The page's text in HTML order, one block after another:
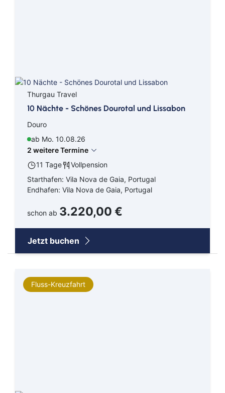
Thurgau Travel
10 Nächte - Schönes Dourotal und Lissabon
Douro
ab Mo. 10.08.26
2 weitere Termine
11 Tage
Vollpension
Starthafen: Vila Nova de Gaia, Portugal
Endhafen: Vila Nova de Gaia, Portugal
schon ab 3.220,00 €
Jetzt buchen
Fluss-Kreuzfahrt